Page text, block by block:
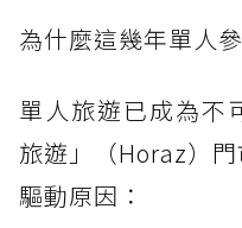
為什麼這幾年單人
單人旅遊已成為不
旅遊」（Horaz）
驅動原因：